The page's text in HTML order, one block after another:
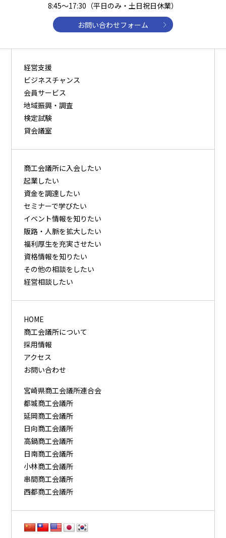
8:45～17:30（平日のみ・土日祝日休業）
お問い合わせフォーム
経営支援
ビジネスチャンス
会員サービス
地域振興・調査
検定試験
貸会議室
商⼯会議所に⼊会したい
起業したい
資⾦を調達したい
セミナーで学びたい
イベント情報を知りたい
販路・⼈脈を拡⼤したい
福利厚⽣を充実させたい
資格情報を知りたい
その他の相談をしたい
経営相談したい
HOME
商工会議所について
採用情報
アクセス
お問い合わせ
宮崎県商工会議所連合会
都城商工会議所
延岡商工会議所
日向商工会議所
高鍋商工会議所
日南商工会議所
小林商工会議所
串間商工会議所
西都商工会議所